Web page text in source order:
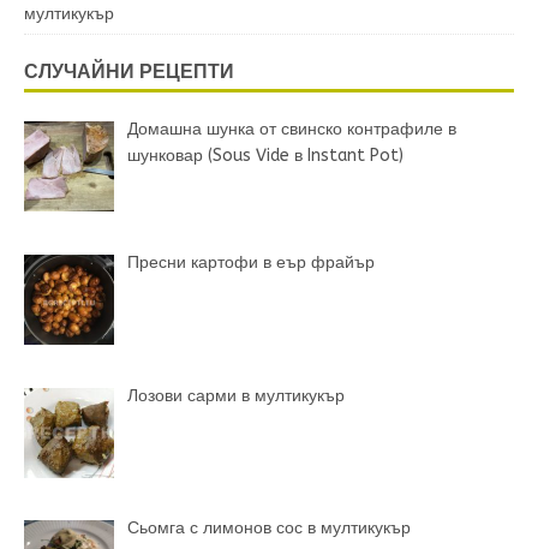
мултикукър
СЛУЧАЙНИ РЕЦЕПТИ
Домашна шунка от свинско контрафиле в
шунковар (Sous Vide в Instant Pot)
Пресни картофи в еър фрайър
Лозови сарми в мултикукър
Сьомга с лимонов сос в мултикукър